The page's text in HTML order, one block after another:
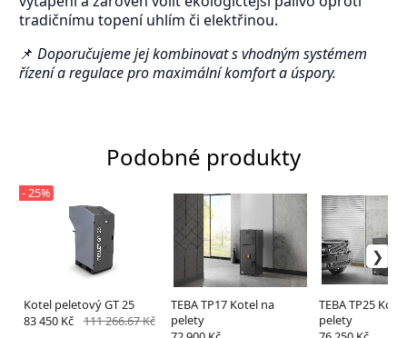
tradičnímu topení uhlím či elektřinou.
📌 Doporučujeme jej kombinovat s vhodným systémem
řízení a regulace pro maximální komfort a úspory.
Podobné produkty
Kotel peletový GT 25
- 25%
83 450 Kč 111 266.67 Kč
TEBA TP17 Kotel na
pelety
TEBA TP25
pelety